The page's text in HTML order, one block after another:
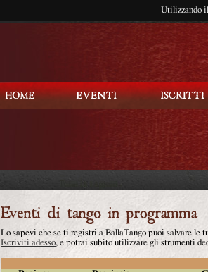
Utilizzando
Lo sapevi che se ti registri a BallaTango puoi salvare le
Iscriviti adesso, e potrai subito utilizzare gli strumenti